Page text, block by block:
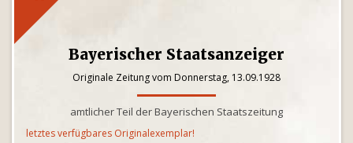
Bayerischer Staatsanzeiger
Originale Zeitung vom Donnerstag, 13.09.1928
amtlicher Teil der Bayerischen Staatszeitung
letztes verfügbares Originalexemplar!